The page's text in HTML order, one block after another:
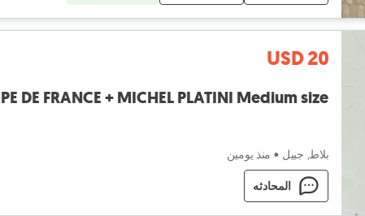
USD 20
DE FRANCE + MICHEL PLATINI Medium size
بلاط, جبيل • منذ يومين
المحادثه